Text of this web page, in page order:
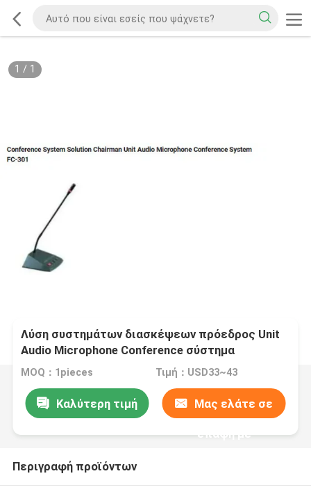
1 / 1
Λύση συστημάτων διασκέψεων πρόεδρος Unit
Audio Microphone Conference σύστημα
MOQ：1pieces Τιμή：USD33~43
Καλύτερη τιμή Μας ελάτε σε
επαφή με
Περιγραφή προϊόντων